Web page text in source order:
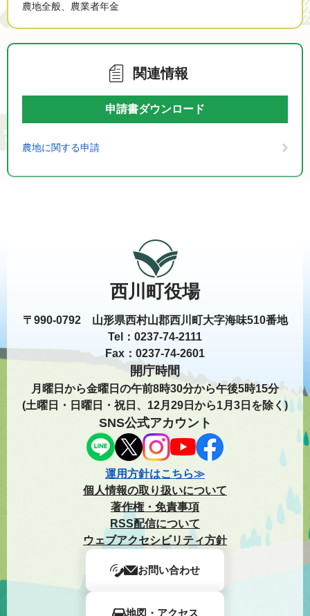
農地全般、農業者年金
関連情報
申請書ダウンロード
農地に関する申請
西川町役場
〒990-0792 山形県西村山郡西川町大字海味510番地
Tel：0237-74-2111
Fax：0237-74-2601
開庁時間
月曜日から金曜日の午前8時30分から午後5時15分
(土曜日・日曜日・祝日、12月29日から1月3日を除く)
SNS公式アカウント
運用方針はこちら≫
個人情報の取り扱いについて
著作権・免責事項
RSS配信について
ウェブアクセシビリティ方針
お問い合わせ
地図・アクセス